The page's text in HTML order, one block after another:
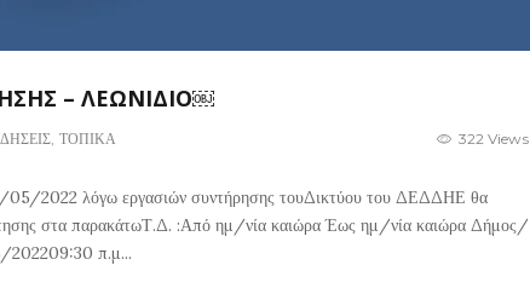
– ΛΕΩΝΙΔΙΟ￼
ΤΟΠΙΚΑ 322 Views
05/2022 λόγω εργασιών συντήρησης τουΔικτύου του ΔΕΔΔΗΕ θα
στα παρακάτωΤ.Δ. :Από ημ/νία καιώρα Έως ημ/νία καιώρα Δήμος/
202209:30 π.μ...